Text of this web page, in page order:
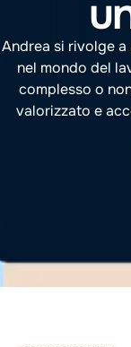
Andrea si rivolge
nel mondo del
complesso o
valorizzato e